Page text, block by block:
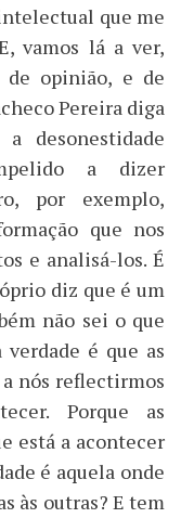
que me
vamos lá a ver,
de opinião, e de
Pereira diga
desonestidade
a dizer
por exemplo,
que nos
e analisá-los. É
diz que é um
não sei o que
é que as
nós reflectirmos
Porque as
está a acontecer
é aquela onde
às outras? E tem